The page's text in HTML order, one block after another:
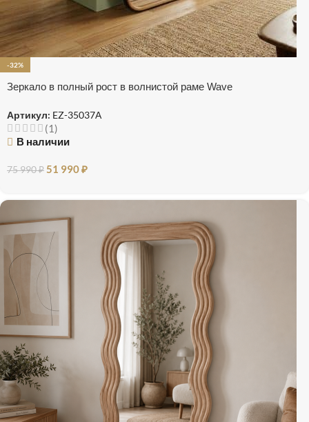
-32%
Зеркало в полный рост в волнистой раме Wave
Артикул: EZ-35037А
(1)
В наличии
75 990₽51 990₽